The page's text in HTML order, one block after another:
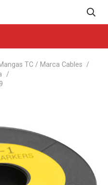
TC / Marca Cables /
/